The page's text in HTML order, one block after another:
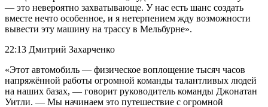
— это невероятно захватывающе. У нас есть шанс создать
вместе нечто особенное, и я нетерпением жду возможности
вывести эту машину на трассу в Мельбурне».
22:13 Дмитрий Захарченко
«Этот автомобиль — физическое воплощение тысяч часов
напряжённой работы огромной команды талантливых людей
на наших базах, — говорит руководитель команды Джонатан
Уитли. — Мы начинаем это путешествие с огромной